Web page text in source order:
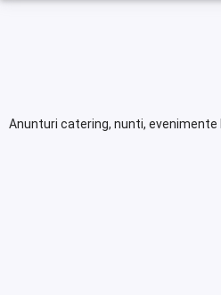
Anunturi catering, nunti, evenimente